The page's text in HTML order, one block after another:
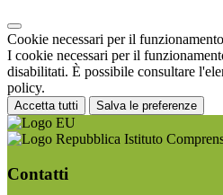
Cookie necessari per il funzionamento
I cookie necessari per il
disabilitati. È possibile consultare
policy.
Accetta tutti Salva le preferenze
Istituto
Contatti